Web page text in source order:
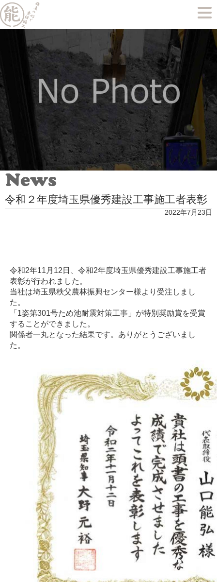
令和２年度埼玉県優秀建設工事施工者表彰
2022年7月23日
令和2年11月12日、令和2年度埼玉県優秀建設工事施工者
表彰が行われました。
当社は埼玉県秩父農林振興センター様より受注しまし
た。
「 1姿第301号ため池耐震対策工事 」が特別奨励賞を受賞
することができました。
関係者一丸となった結果です。ありがとうございまし
た。